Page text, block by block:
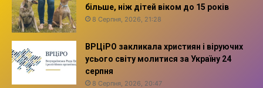
більше, ніж дітей віком до 15 років
8 Серпня, 2026, 21:28
ВРЦіРО закликала християн і віруючих
усього світу молитися за Україну 24
серпня
8 Серпня, 2026, 20:47